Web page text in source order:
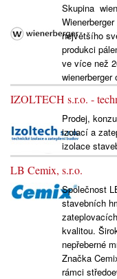
Skupina
největšího
produkci
ve více než
IZOLTECH s.r.o. -
Prodej,
izolací a
izolace
LB Cemix, s.r.o.
Společnost
stavebních
kvalitou.
nepřeberné
Značka
rámci